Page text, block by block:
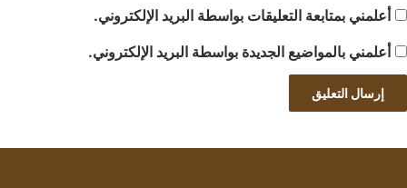
أعلمني بمتابعة التعليقات بواسطة البريد الإلكتروني.
أعلمني بالمواضيع الجديدة بواسطة البريد الإلكتروني.